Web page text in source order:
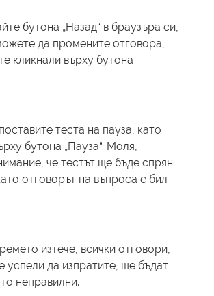
бутона „Назад“ в браузъра си,
да промените отговора,
кликнали върху бутона
теста на пауза, като
бутона „Пауза“. Моля,
че тестът ще бъде спрян
отговорът на въпроса е бил
изтече, всички отговори,
успели да изпратите, ще бъдат
неправилни.